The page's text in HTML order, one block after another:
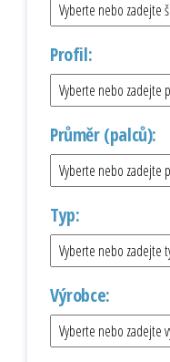
Profil:
Průměr (palců):
Typ:
Výrobce: